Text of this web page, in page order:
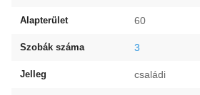
Alapterület 60
Szobák száma 3
Jelleg családi